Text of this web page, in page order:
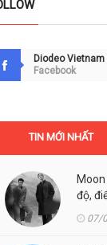
Diodeo Vietnam
Facebook
TIN MỚI NHẤT
độ,
07/